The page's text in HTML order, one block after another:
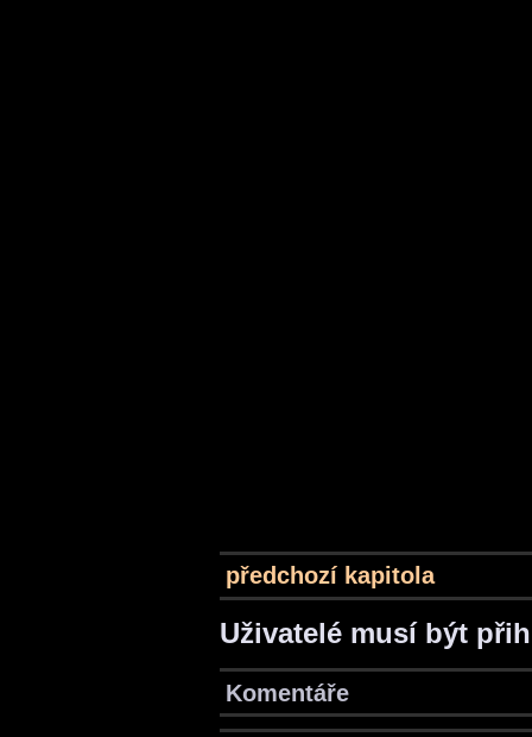
předchozí kapitola
Uživatelé musí být
Komentáře